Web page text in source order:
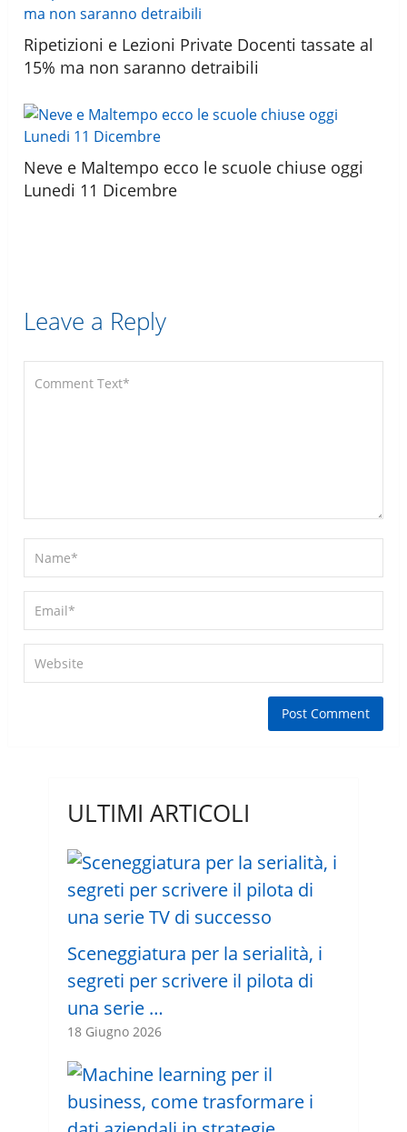
Ripetizioni e Lezioni Private Docenti tassate al
15% ma non saranno detraibili
Neve e Maltempo ecco le scuole chiuse oggi
Lunedi 11 Dicembre
Leave a Reply
ULTIMI ARTICOLI
Sceneggiatura per la serialità, i
segreti per scrivere il pilota di
una serie …
18 Giugno 2026